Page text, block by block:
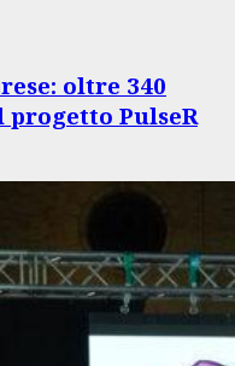
oltre 340
PulseR